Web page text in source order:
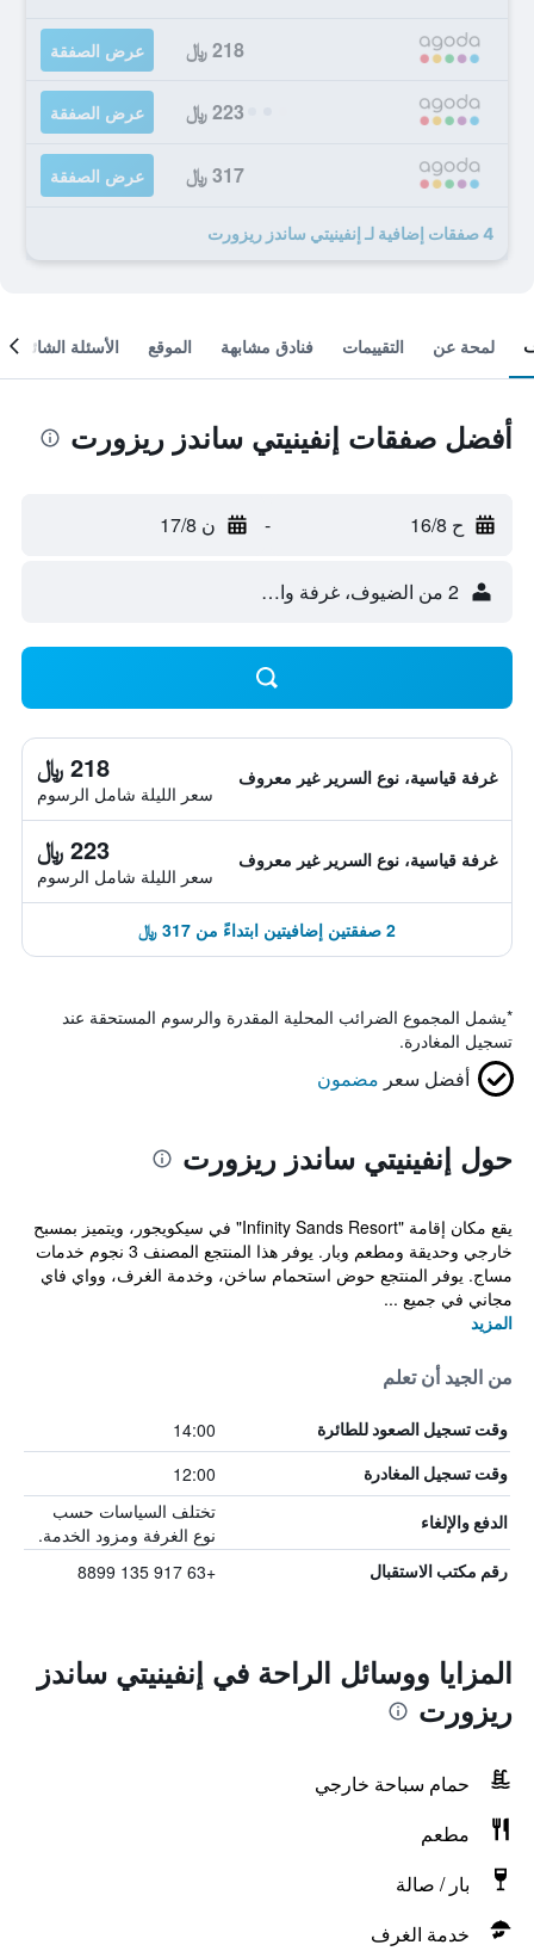
218 ﷼ عرض الصفقة
223 ﷼ عرض الصفقة
317 ﷼ عرض الصفقة
4 صفقات إضافية لـ إنفينيتي ساندز ريزورت
لمحة عن التقييمات فنادق مشابهة الموقع الأسئلة الشائعة
أفضل صفقات إنفينيتي ساندز ريزورت
ح 16/8 - ن 17/8
2 من الضيوف، غرفة واحدة
غرفة قياسية، نوع السرير غير معروف 218 ﷼
سعر الليلة شامل الرسوم
غرفة قياسية، نوع السرير غير معروف 223 ﷼
سعر الليلة شامل الرسوم
2 صفقتين إضافيتين ابتداءً من 317 ﷼
*يشمل المجموع الضرائب المحلية المقدرة والرسوم المستحقة عند
تسجيل المغادرة.
أفضل سعر مضمون
حول إنفينيتي ساندز ريزورت
يقع مكان إقامة "Infinity Sands Resort" في سيكويجور، ويتميز بمسبح
خارجي وحديقة ومطعم وبار. يوفر هذا المنتجع المصنف 3 نجوم خدمات
مساج. يوفر المنتجع حوض استحمام ساخن، وخدمة الغرف، وواي فاي
مجاني في جميع ...
المزيد
من الجيد أن تعلم
وقت تسجيل الصعود للطائرة 14:00
وقت تسجيل المغادرة 12:00
الدفع والإلغاء
تختلف السياسات حسب
نوع الغرفة ومزود الخدمة.
رقم مكتب الاستقبال +63 917 135 8899
المزايا ووسائل الراحة في إنفينيتي ساندز
ريزورت
حمام سباحة خارجي
مطعم
بار / صالة
خدمة الغرف